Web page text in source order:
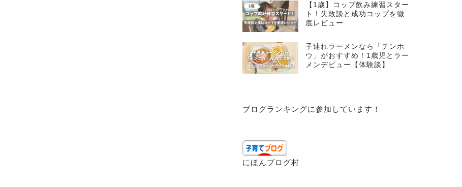
【1歳】コップ飲み練習スター
ト！失敗談と成功コップを徹
底レビュー
子連れラーメンなら「テンホ
ウ」がおすすめ！1歳児とラー
メンデビュー【体験談】
ブログランキングに参加しています！
にほんブログ村